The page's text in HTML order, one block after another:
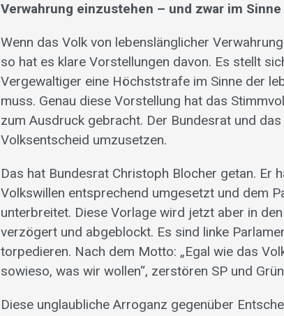
Verwahrung einzustehen – und zwar im
Wenn das Volk von lebenslänglicher
so hat es klare Vorstellungen davon. Es stellt
Vergewaltiger eine Höchststrafe im Sinne der
muss. Genau diese Vorstellung hat das
zum Ausdruck gebracht. Der Bundesrat und
Volksentscheid umzusetzen.
Das hat Bundesrat Christoph Blocher getan. Er
Volkswillen entsprechend umgesetzt und dem
unterbreitet. Diese Vorlage wird jetzt aber in
verzögert und abgeblockt. Es sind linke
torpedieren. Nach dem Motto: „Egal wie das
sowieso, was wir wollen“, zerstören SP und
Diese unglaubliche Arroganz gegenüber